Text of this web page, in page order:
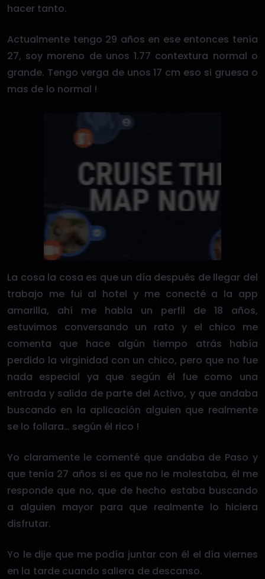
hacer tanto.
Actualmente tengo 29 años en ese entonces tenía
27, soy moreno de unos 1.77 contextura normal o
grande. Tengo verga de unos 17 cm eso si gruesa o
mas de lo normal !
La cosa la cosa es que un día después de llegar del
trabajo me fui al hotel y me conecté a la app
amarilla, ahí me habla un perfil de 18 años,
estuvimos conversando un rato y el chico me
comenta que hace algún tiempo atrás había
perdido la virginidad con un chico, pero que no fue
nada especial ya que según él fue como una
entrada y salida de parte del Activo, y que andaba
buscando en la aplicación alguien que realmente
se lo follara… según él rico !
Yo claramente le comenté que andaba de Paso y
que tenía 27 años si es que no le molestaba, él me
responde que no, que de hecho estaba buscando
a alguien mayor para que realmente lo hiciera
disfrutar.
Yo le dije que me podía juntar con él el día viernes
en la tarde cuando saliera de descanso.